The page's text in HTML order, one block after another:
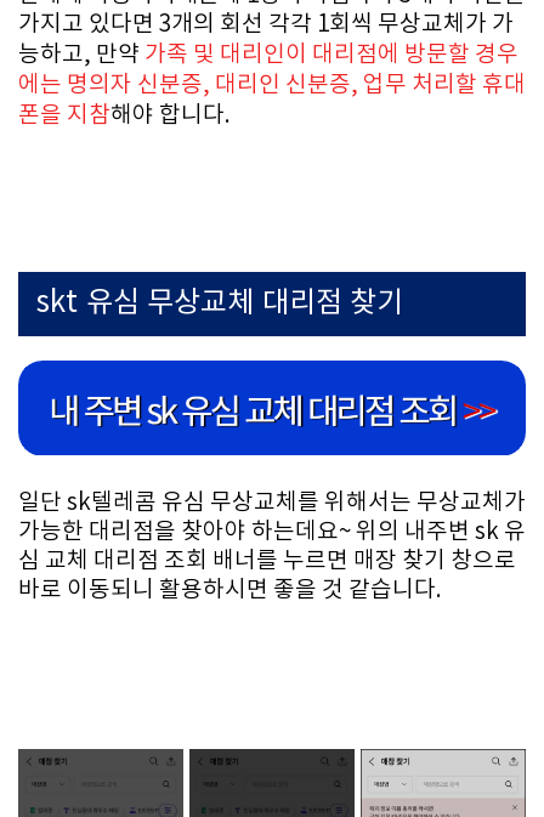
가지고 있다면 3개의 회선 각각 1회씩 무상교체가 가
능하고, 만약 가족 및 대리인이 대리점에 방문할 경우
에는 명의자 신분증, 대리인 신분증, 업무 처리할 휴대
폰을 지참해야 합니다.
skt 유심 무상교체 대리점 찾기
일단 sk텔레콤 유심 무상교체를 위해서는 무상교체가
가능한 대리점을 찾아야 하는데요~ 위의 내주변 sk 유
심 교체 대리점 조회 배너를 누르면 매장 찾기 창으로
바로 이동되니 활용하시면 좋을 것 같습니다.